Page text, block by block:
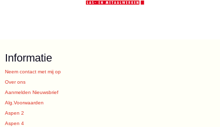
Informatie
Neem contact met mij op
Over ons
Aanmelden Nieuwsbrief
Alg.Voorwaarden
Aspen 2
Aspen 4